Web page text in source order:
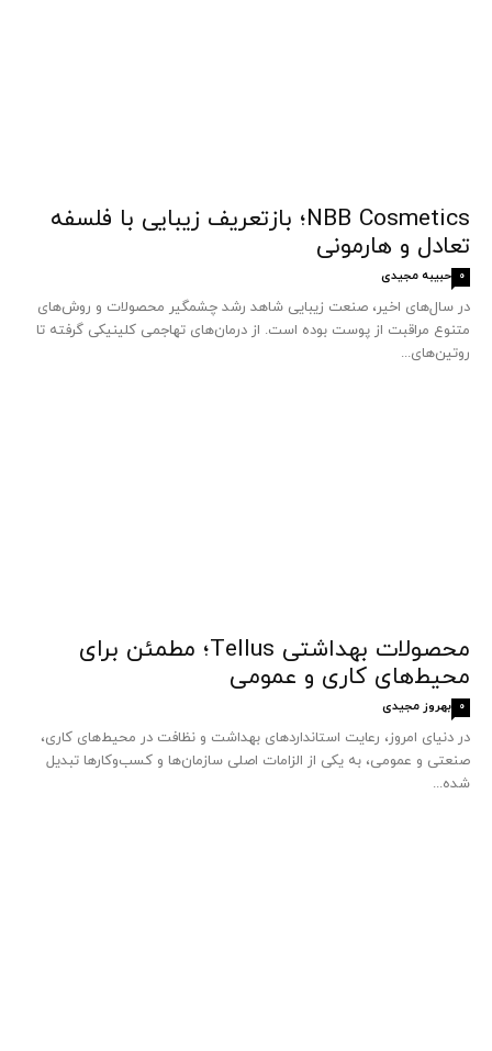
NBB Cosmetics؛ بازتعریف زیبایی با فلسفه
تعادل و هارمونی
حبیبه مجیدی 0
در سال‌های اخیر، صنعت زیبایی شاهد رشد چشمگیر محصولات و روش‌های
متنوع مراقبت از پوست بوده است. از درمان‌های تهاجمی کلینیکی گرفته تا
روتین‌های...
محصولات بهداشتی Tellus؛ مطمئن برای
محیط‌های کاری و عمومی
بهروز مجیدی 0
در دنیای امروز، رعایت استانداردهای بهداشت و نظافت در محیط‌های کاری،
صنعتی و عمومی، به یکی از الزامات اصلی سازمان‌ها و کسب‌وکارها تبدیل
شده...